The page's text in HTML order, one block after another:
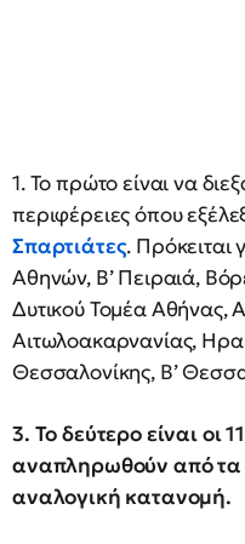
1. Το πρώτο είναι να
περιφέρειες όπου
Σπαρτιάτες. Πρόκειται
Αθηνών, Β’ Πειραιά,
Δυτικού Τομέα Αθήνας,
Αιτωλοακαρνανίας,
Θεσσαλονίκης, Β’
3. Το δεύτερο είναι οι
αναπληρωθούν από τα
αναλογική κατανομή.